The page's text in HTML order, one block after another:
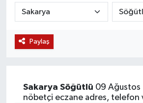
Paylaş
Sakarya Söğütlü 09 Ağustos
nöbetçi eczane adres, telefon
KÜLTÜR SANAT
YAŞAM
SARIGÖL
SARUHANLI
KIRKAĞAÇ
KÖPRÜBAŞI
KULA
SARIGÖL
EKONOMİ
EĞİTİM
SPOR